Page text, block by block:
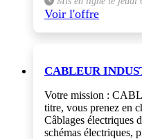
Voir l'offre
CABLEUR
Votre mission :
titre, vous prenez en
Câblages électriques
schémas électriques,